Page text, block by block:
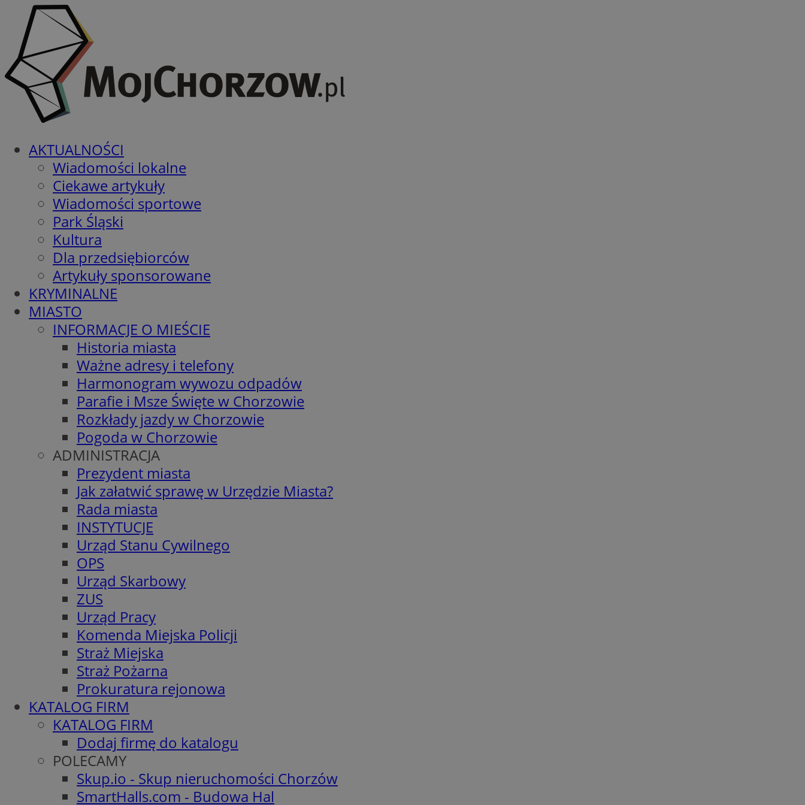
AKTUALNOŚCI
Wiadomości lokalne
Ciekawe artykuły
Wiadomości sportowe
Park Śląski
Kultura
Dla przedsiębiorców
Artykuły sponsorowane
KRYMINALNE
MIASTO
INFORMACJE O MIEŚCIE
Historia miasta
Ważne adresy i telefony
Harmonogram wywozu odpadów
Parafie i Msze Święte w Chorzowie
Rozkłady jazdy w Chorzowie
Pogoda w Chorzowie
ADMINISTRACJA
Prezydent miasta
Jak załatwić sprawę w Urzędzie Miasta?
Rada miasta
INSTYTUCJE
Urząd Stanu Cywilnego
OPS
Urząd Skarbowy
ZUS
Urząd Pracy
Komenda Miejska Policji
Straż Miejska
Straż Pożarna
Prokuratura rejonowa
KATALOG FIRM
KATALOG FIRM
Dodaj firmę do katalogu
POLECAMY
Skup.io - Skup nieruchomości Chorzów
SmartHalls.com - Budowa Hal